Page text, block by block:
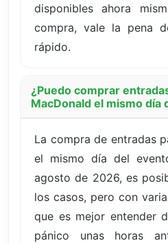
disponibles ahora
compra, vale la pena
rápido.
¿Puedo comprar
MacDonald el mismo día
La compra de entradas
el mismo día del
agosto de 2026, es
los casos, pero con
que es mejor entender
pánico unas horas